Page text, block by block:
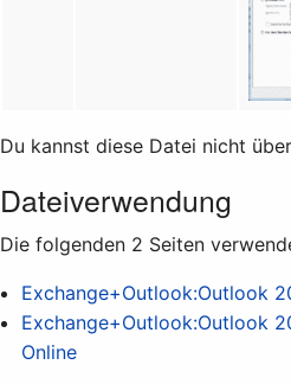
Du kannst diese Datei nicht
Dateiverwendung
Die folgenden 2 Seiten
Exchange+Outlook:Outlook
Exchange+Outlook:Outlook
Online